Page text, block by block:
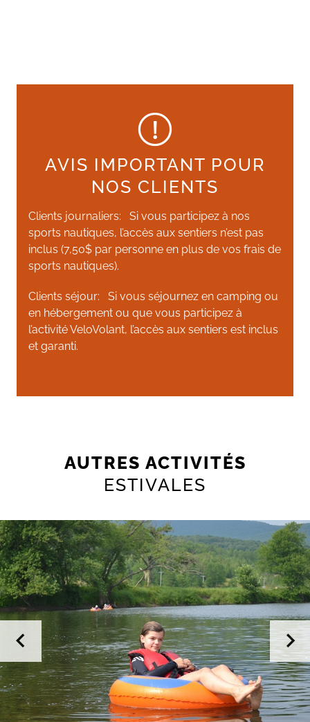
AVIS IMPORTANT POUR
NOS CLIENTS
Clients journaliers: Si vous participez à nos
sports nautiques, l’accès aux sentiers n’est pas
inclus (7,50$ par personne en plus de vos frais de
sports nautiques).
Clients séjour: Si vous séjournez en camping ou
en hébergement ou que vous participez à
l’activité VeloVolant, l’accès aux sentiers est inclus
et garanti.
AUTRES ACTIVITÉS
ESTIVALES